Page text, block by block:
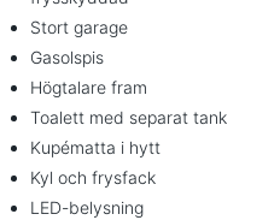
Stort garage
Gasolspis
Högtalare fram
Toalett med separat tank
Kupématta i hytt
Kyl och frysfack
LED-belysning